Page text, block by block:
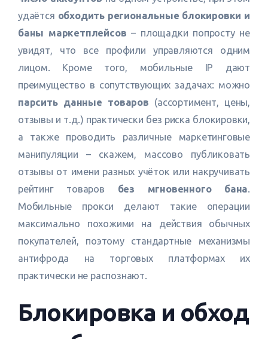
удаётся обходить региональные блокировки и
баны маркетплейсов – площадки попросту не
увидят, что все профили управляются одним
лицом. Кроме того, мобильные IP дают
преимущество в сопутствующих задачах: можно
парсить данные товаров (ассортимент, цены,
отзывы и т.д.) практически без риска блокировки,
а также проводить различные маркетинговые
манипуляции – скажем, массово публиковать
отзывы от имени разных учёток или накручивать
рейтинг товаров без мгновенного бана.
Мобильные прокси делают такие операции
максимально похожими на действия обычных
покупателей, поэтому стандартные механизмы
антифрода на торговых платформах их
практически не распознают.
Блокировка и обход